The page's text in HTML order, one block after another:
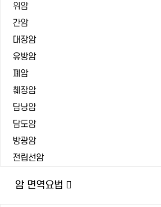
위암
간암
대장암
유방암
폐암
췌장암
담낭암
담도암
방광암
전립선암
암 면역요법